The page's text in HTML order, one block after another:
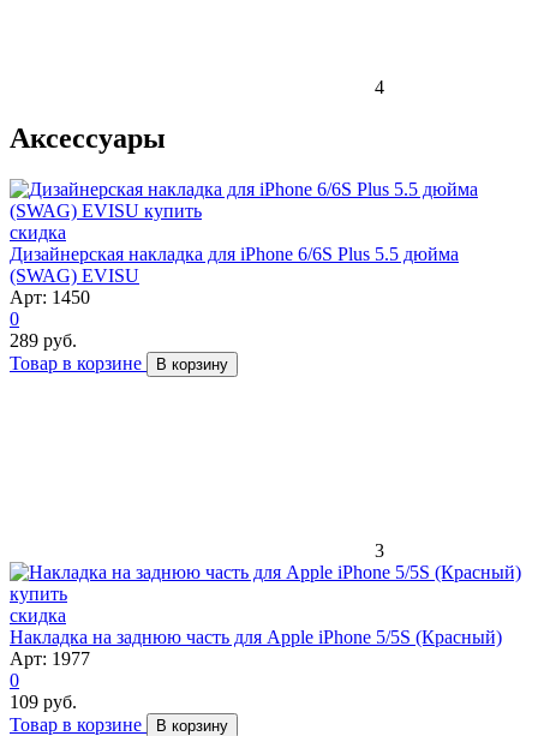
4
Аксессуары
скидка
Дизайнерская накладка для iPhone 6/6S Plus 5.5 дюйма
(SWAG) EVISU
Арт: 1450
0
289 руб.
Товар в корзине
В корзину
3
скидка
Накладка на заднюю часть для Apple iPhone 5/5S (Красный)
Арт: 1977
0
109 руб.
Товар в корзине
В корзину